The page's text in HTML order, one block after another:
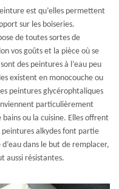
est qu’elles permettent
sur les boiseries.
de toutes sortes de
vos goûts et la pièce où se
des peintures à l’eau peu
existent en monocouche ou
peintures glycérophtaliques
particulièrement
ou la cuisine. Elles offrent
alkydes font partie
dans le but de remplacer,
aussi résistantes.